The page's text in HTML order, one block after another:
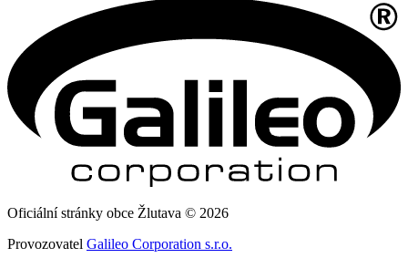
Oficiální stránky obce Žlutava © 2026
Provozovatel Galileo Corporation s.r.o.